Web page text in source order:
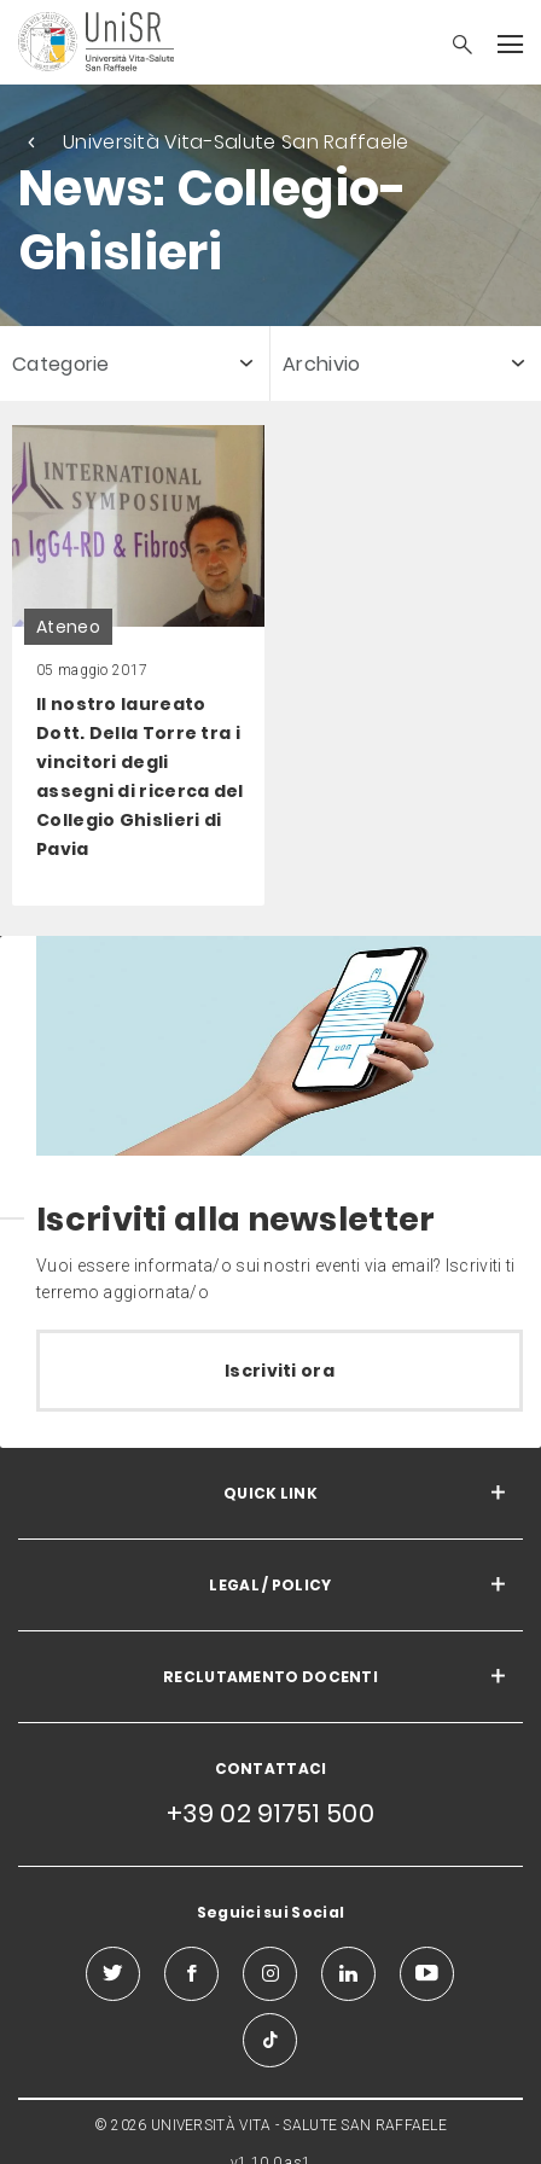
Università Vita-Salute San Raffaele
News: Collegio-
Ghislieri
Categorie Archivio
Ateneo
05 maggio 2017
Il nostro laureato
Dott. Della Torre tra i
vincitori degli
assegni di ricerca del
Collegio Ghislieri di
Pavia
Iscriviti alla newsletter
Vuoi essere informata/o sui nostri eventi via email? Iscriviti ti
terremo aggiornata/o
Iscriviti ora
QUICK LINK
LEGAL / POLICY
RECLUTAMENTO DOCENTI
CONTATTACI
+39 02 91751 500
Seguici sui Social
© 2026 UNIVERSITÀ VITA - SALUTE SAN RAFFAELE